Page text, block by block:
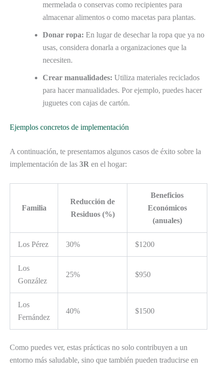
mermelada o conservas como recipientes para
almacenar alimentos o como macetas para plantas.
Donar ropa: En lugar de desechar la ropa que ya no
usas, considera donarla a organizaciones que la
necesiten.
Crear manualidades: Utiliza materiales reciclados
para hacer manualidades. Por ejemplo, puedes hacer
juguetes con cajas de cartón.
Ejemplos concretos de implementación
A continuación, te presentamos algunos casos de éxito sobre la
implementación de las 3R en el hogar:
Familia
Reducción de
Residuos (%)
Beneficios
Económicos
(anuales)
Los Pérez 30% $1200
Los
González
25% $950
Los
Fernández
40% $1500
Como puedes ver, estas prácticas no solo contribuyen a un
entorno más saludable, sino que también pueden traducirse en